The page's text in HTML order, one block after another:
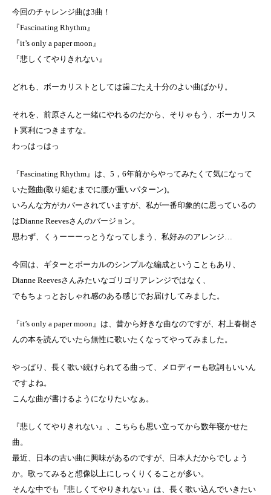
今回のチャレンジ曲は3曲！
『Fascinating Rhythm』
『it’s only a paper moon』
『悲しくてやりきれない』
どれも、ボーカリストとしては歯ごたえ十分のよい曲ばかり。
それを、前原さんと一緒にやれるのだから、そりゃもう、ボーカリス
ト冥利につきますな。
わっはっはっ
『Fascinating Rhythm』は、5，6年前からやってみたくて気になって
いた難曲(取り組むまでに腰が重いパターン)。
いろんな方がカバーされていますが、私が一番印象的に思っているの
はDianne Reevesさんのバージョン。
思わず、くぅーーーっとうなってしまう、私好みのアレンジ…
今回は、ギターとボーカルのシンプルな編成ということもあり、
Dianne Reevesさんみたいなゴリゴリアレンジではなく、
でもちょっとおしゃれ感のある感じでお届けしてみました。
『it’s only a paper moon』は、昔から好きな曲なのですが、村上春樹さ
んの本を読んでいたら無性に歌いたくなってやってみました。
やっぱり、長く歌い続けられてる曲って、メロディーも歌詞もいいん
ですよね。
こんな曲が書けるようになりたいなぁ。
『悲しくてやりきれない』、こちらも思い立ってから数年寝かせた
曲。
最近、日本の古い曲に興味があるのですが、日本人だからでしょう
か。歌ってみると想像以上にしっくりくることが多い。
そんな中でも『悲しくてやりきれない』は、長く歌い込んでいきたい